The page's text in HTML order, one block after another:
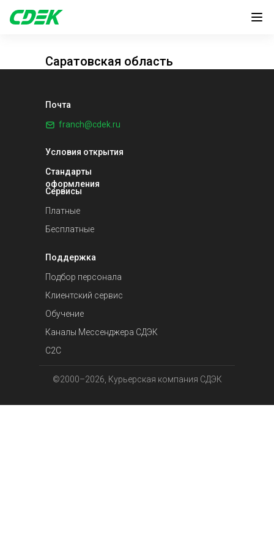
Саратовская область
©2000–2026, Курьерская компания СДЭК
Условия открытия
Стандарты
оформления
Сервисы
Почта
franch@cdek.ru
Поддержка
Клиентский сервис
Обучение
С2С
Каналы Мессенджера СДЭК
Подбор персонала
Бесплатные
Платные